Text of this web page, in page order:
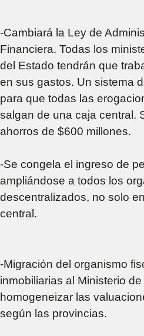
-Cambiará la Ley de
Financiera. Todas los
del Estado tendrán que
en sus gastos. Un sistema
para que todas las
salgan de una caja central.
ahorros de $600 millones.
-Se congela el ingreso de
ampliándose a todos los
descentralizados, no solo
central.
-Migración del organismo
inmobiliarias al Ministerio
homogeneizar las
según las provincias.